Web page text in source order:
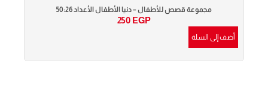
مجموعة قصص للأطفال – دنيا الأطفال الأعداد 50:26
250 EGP
أضف إلى السلة